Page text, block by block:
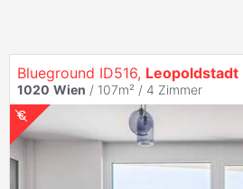
Blueground ID516, Leopoldstadt
1020 Wien / 107m² / 4 Zimmer